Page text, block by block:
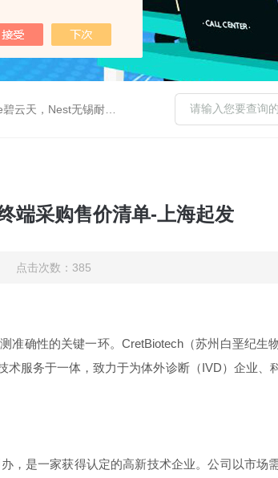
麦克林生物，Cobioer科佰生物
端采购售价清单-上海起发
点击次数：385
确性的关键一环。CretBiotech（苏州白垩纪生
服务于一体，致力于为体外诊断（IVD）企业、
是一家获得认定的高新技术企业。公司以市场